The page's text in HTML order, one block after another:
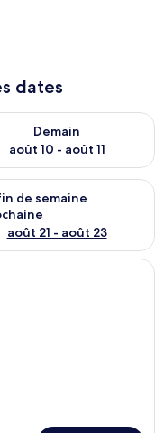
dates
9 - août 10
Demain
août 10 - août 11
la disponibilité pour
semaine août 14 -
de semaine
août 21 - août 23
la disponibilité pour
à coucher avec une